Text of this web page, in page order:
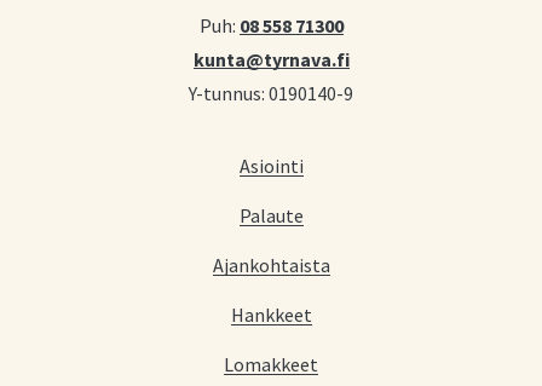
Puh: 08 558 71300
kunta@tyrnava.fi
Y-tunnus: 0190140-9
Asiointi
Palaute
Ajankohtaista
Hankkeet
Lomakkeet